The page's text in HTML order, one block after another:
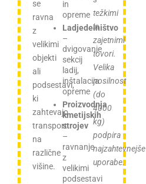
se
ravna
z
velikimi
objekti
ali
podsestavi,
ki
zahtevajo
transport
na
različne
višine.
in
opreme
Ladjedelništvo
–
dvigovanje
sekcij
ladij,
inštalacija
opreme
Proizvodnja
kmetijskih
strojev
–
ravnanje
z
velikimi
podsestavi
težkimi
in
zajetnimi
tovori.
Velika
nosilnost
(do
4000
kg)
podpira
najzahtevnejše
uporabe.